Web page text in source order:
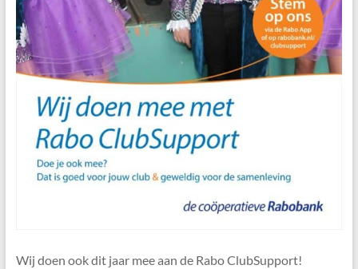
Wij doen ook dit jaar mee aan de Rabo ClubSupport!